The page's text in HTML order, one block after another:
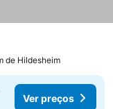
de Hildesheim
Ver preços